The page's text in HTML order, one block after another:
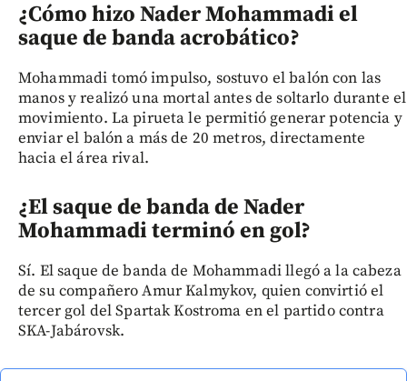
¿Cómo hizo Nader Mohammadi el
saque de banda acrobático?
Mohammadi tomó impulso, sostuvo el balón con las
manos y realizó una mortal antes de soltarlo durante el
movimiento. La pirueta le permitió generar potencia y
enviar el balón a más de 20 metros, directamente
hacia el área rival.
¿El saque de banda de Nader
Mohammadi terminó en gol?
Sí. El saque de banda de Mohammadi llegó a la cabeza
de su compañero Amur Kalmykov, quien convirtió el
tercer gol del Spartak Kostroma en el partido contra
SKA-Jabárovsk.